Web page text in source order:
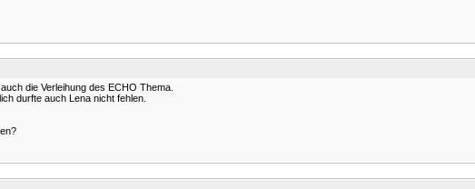
die Verleihung des ECHO Thema.
durfte auch Lena nicht fehlen.